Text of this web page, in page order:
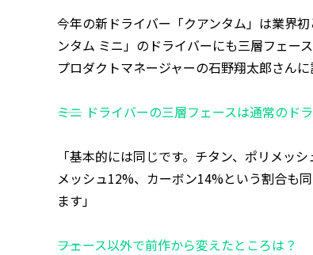
今年の新ドライバー「クアンタム」は業界
ンタム ミニ」のドライバーにも三層フェー
プロダクトマネージャーの石野翔太郎さんに
――ミニ ドライバーの三層フェースは通常のド
「基本的には同じです。チタン、ポリメッ
メッシュ12%、カーボン14%という割合も
ます」
――フェース以外で前作から変えたところは？